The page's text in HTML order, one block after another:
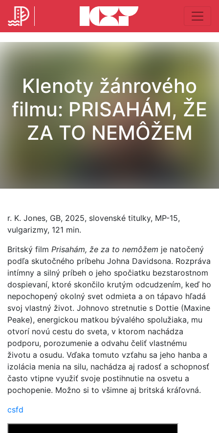
Klenoty žánrového
filmu: PRISAHÁM, ŽE
ZA TO NEMÔŽEM
r. K. Jones, GB, 2025, slovenské titulky, MP-15,
vulgarizmy, 121 min.
Britský film Prisahám, že za to nemôžem je natočený
podľa skutočného príbehu Johna Davidsona. Rozpráva
intímny a silný príbeh o jeho spočiatku bezstarostnom
dospievaní, ktoré skončilo krutým odcudzením, keď ho
nepochopený okolný svet odmieta a on tápavo hľadá
svoj vlastný život. Johnovo stretnutie s Dottie (Maxine
Peake), energickou matkou bývalého spolužiaka, mu
otvorí novú cestu do sveta, v ktorom nachádza
podporu, porozumenie a odvahu čeliť vlastnému
životu a osudu. Vďaka tomuto vzťahu sa jeho hanba a
izolácia menia na silu, nachádza aj radosť a schopnosť
často vtipne využiť svoje postihnutie na osvetu a
pochopenie. Možno si to všimne aj britská kráľovná.
csfd